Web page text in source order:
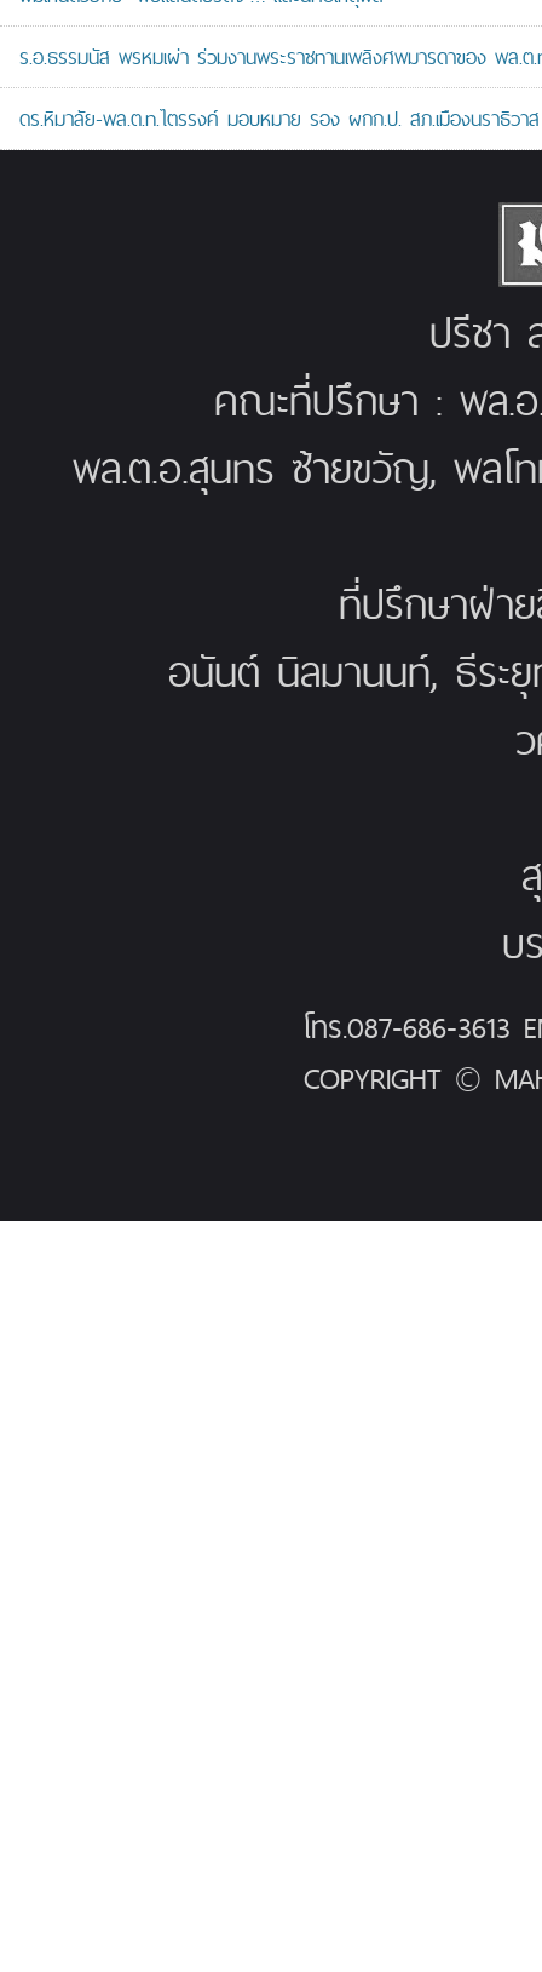
ร.อ.ธรรมนัส พรหมเผ่า ร่วมงานพระราชทานเพลิงศพมารดาของ พล.
ดร.หิมาลัย-พล.ต.ท.ไตรรงค์ มอบหมาย รอง ผกก.ป. สภ.เมืองนราธิว
ปรีชา
คณะที่ปรึกษา : พล.
พล.ต.อ.สุนทร ซ้ายขวัญ, พล
ที่ปรึกษาฝ่า
อนันต์ นิลมานนท์, ธีร
บ
โทร.087-686-3613
COPYRIGHT ©